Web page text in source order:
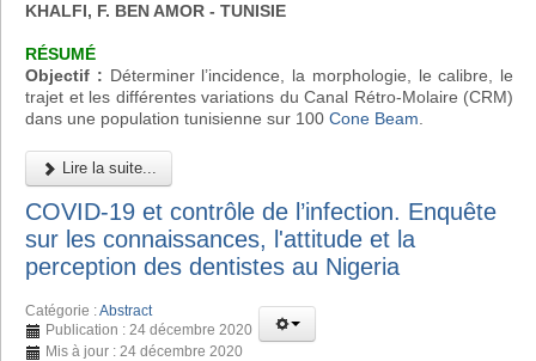
KHALFI, F. BEN AMOR - TUNISIE
RÉSUMÉ
Objectif : Déterminer l’incidence, la morphologie, le calibre, le
trajet et les différentes variations du Canal Rétro-Molaire (CRM)
dans une population tunisienne sur 100 Cone Beam
Lire la suite...
COVID-19 et contrôle de l’infection. Enquête
sur les connaissances, l'attitude et la
perception des dentistes au Nigeria
Catégorie :Abstract
Publication : 24 décembre 2020
Mis à jour : 24 décembre 2020